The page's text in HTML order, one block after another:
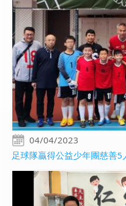
04/04/2023
足球隊贏得公益少年團慈善